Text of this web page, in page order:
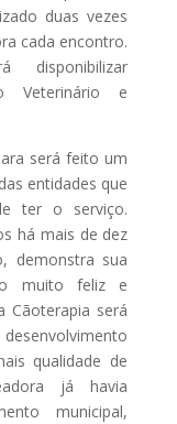
duas vezes
cada encontro.
disponibilizar
Veterinário e
será feito um
entidades que
ter o serviço.
há mais de dez
demonstra sua
muito feliz e
Cãoterapia será
qualidade de
já havia
municipal,